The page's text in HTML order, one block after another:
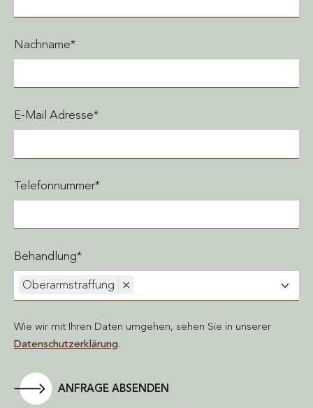
Nachname*
E-Mail Adresse*
Telefonnummer*
Behandlung*
Oberarmstraffung ×
Wie wir mit Ihren Daten umgehen, sehen Sie in unserer
Datenschutzerklärung.
ANFRAGE ABSENDEN